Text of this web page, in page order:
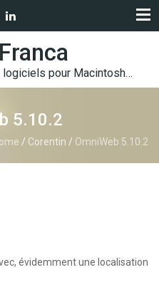
pour Macintosh…
5.10.2
/ Corentin / OmniWeb 5.10.2
évidemment une localisation